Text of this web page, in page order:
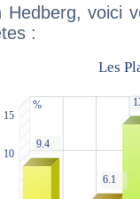
Hedberg, voici
: